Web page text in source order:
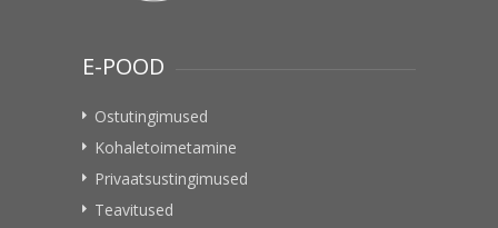
E-POOD
Ostutingimused
Kohaletoimetamine
Privaatsustingimused
Teavitused